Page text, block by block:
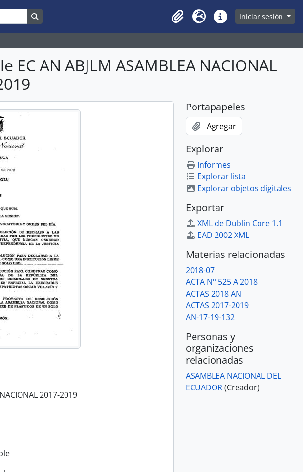
Clipboard
Idioma Enlaces rápidos
Iniciar sesión
AN ABJLM ASAMBLEA NACIONAL
2017-2019
Portapapeles
Agregar
Explorar
Informes
Explorar lista
Explorar objetos digitales
Exportar
XML de Dublin Core 1.1
EAD 2002 XML
Materias relacionadas
2018-07
ACTA N° 525 A 2018
ACTAS 2018 AN
ACTAS 2017-2019
AN-17-19-132
Personas y
organizaciones
relacionadas
ASAMBLEA NACIONAL DEL
ECUADOR(Creador)